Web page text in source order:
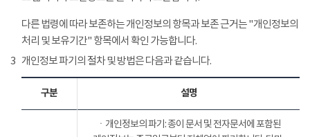
다른 법령에 따라 보존하는 개인정보의 항목과 보존 근거는 "개인정보의
처리 및 보유기간" 항목에서 확인 가능합니다.
3 개인정보 파기의 절차 및 방법은 다음과 같습니다.
구분 설명
ㆍ개인정보의 파기: 종이 문서 및 전자문서에 포함된